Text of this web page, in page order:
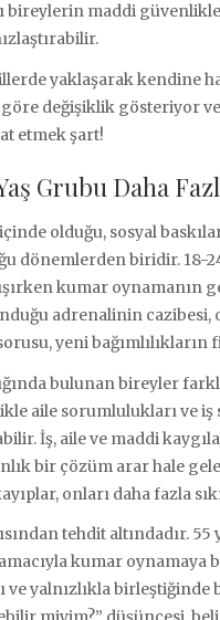
bireylerin maddi
yaklaşarak kendine
değişiklik gösteriyor
etmek şart!
Grubu Daha
olduğu, sosyal
dönemlerden biridir. 18-
kumar oynamanın
adrenalinin cazibesi,
yeni
bulunan bireyler
aile sorumlulukları ve
İş, aile ve maddi
bir çözüm arar hale
onları daha fazla
tehdit altındadır.
kumar oynamaya
yalnızlıkla